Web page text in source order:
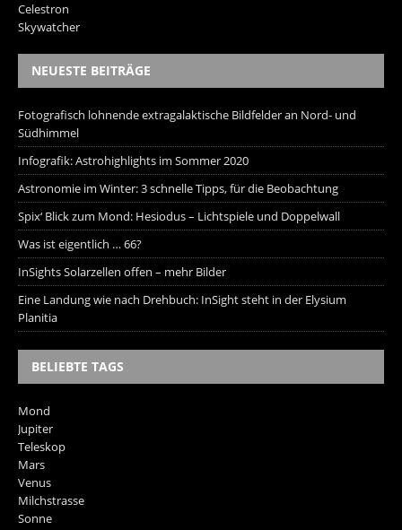
Celestron
Skywatcher
NEUESTE BEITRÄGE
Fotografisch lohnende extragalaktische Bildfelder an Nord- und
Südhimmel
Infografik: Astrohighlights im Sommer 2020
Astronomie im Winter: 3 schnelle Tipps, für die Beobachtung
Spix‘ Blick zum Mond: Hesiodus – Lichtspiele und Doppelwall
Was ist eigentlich … 66?
InSights Solarzellen offen – mehr Bilder
Eine Landung wie nach Drehbuch: InSight steht in der Elysium
Planitia
BELIEBTE TAGS
Mond
Jupiter
Teleskop
Mars
Venus
Milchstrasse
Sonne